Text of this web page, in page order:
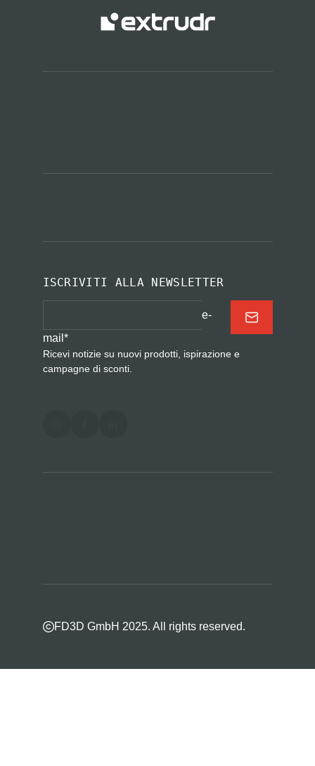
ISCRIVITI ALLA NEWSLETTER
e-
mail *
Ricevi notizie su nuovi prodotti, ispirazione e
campagne di sconti.
FD3D GmbH 2025. All rights reserved.